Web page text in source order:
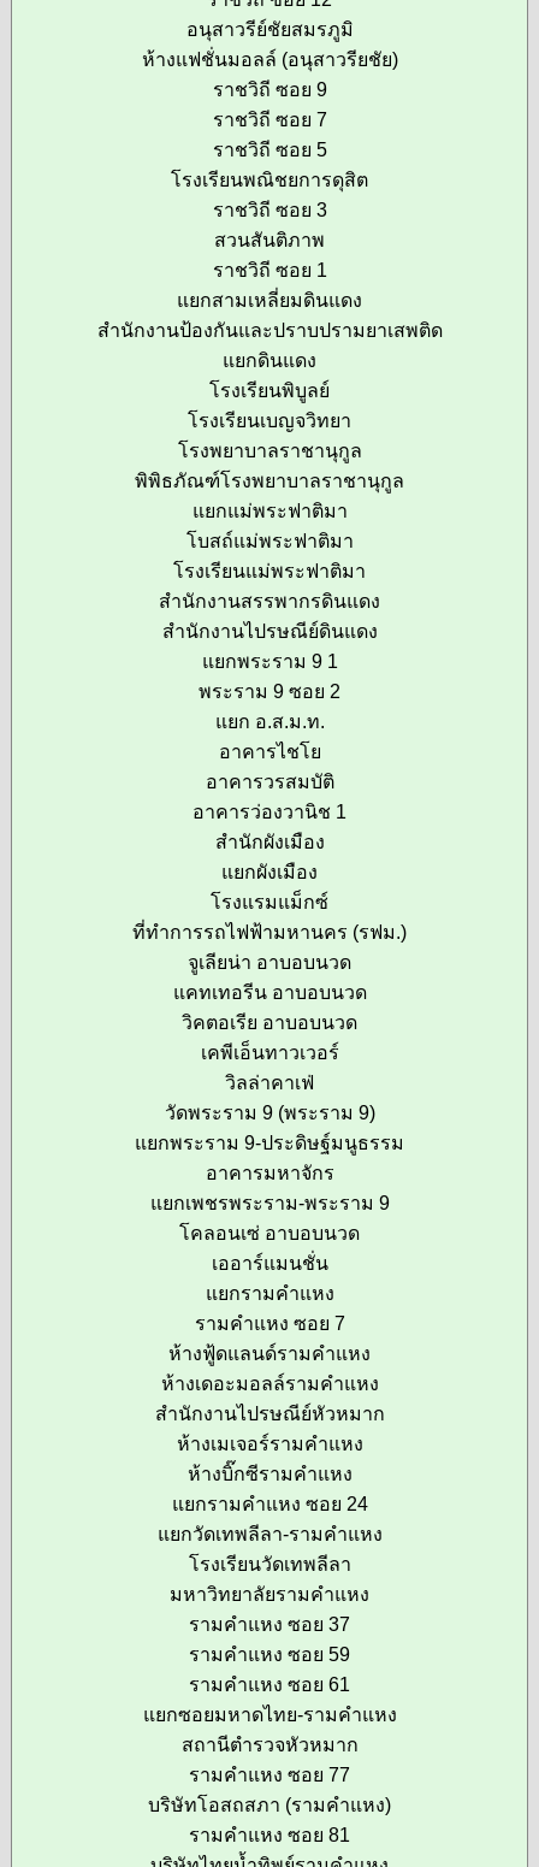
อนุสาวรีย์ชัยสมรภูมิ
ห้างแฟชั่นมอลล์ (อนุสาวรียชัย)
ราชวิถี ซอย 9
ราชวิถี ซอย 7
ราชวิถี ซอย 5
โรงเรียนพณิชยการดุสิต
ราชวิถี ซอย 3
สวนสันติภาพ
ราชวิถี ซอย 1
แยกสามเหลี่ยมดินแดง
สำนักงานป้องกันและปราบปรามยาเสพติด
แยกดินแดง
โรงเรียนพิบูลย์
โรงเรียนเบญจวิทยา
โรงพยาบาลราชานุกูล
พิพิธภัณฑ์โรงพยาบาลราชานุกูล
แยกแม่พระฟาติมา
โบสถ์แม่พระฟาติมา
โรงเรียนแม่พระฟาติมา
สำนักงานสรรพากรดินแดง
สำนักงานไปรษณีย์ดินแดง
แยกพระราม 9 1
พระราม 9 ซอย 2
แยก อ.ส.ม.ท.
อาคารไชโย
อาคารวรสมบัติ
อาคารว่องวานิช 1
สำนักผังเมือง
แยกผังเมือง
โรงแรมแม็กซ์
ที่ทำการรถไฟฟ้ามหานคร (รฟม.)
จูเลียน่า อาบอบนวด
แคทเทอรีน อาบอบนวด
วิคตอเรีย อาบอบนวด
เคพีเอ็นทาวเวอร์
วิลล่าคาเฟ่
วัดพระราม 9 (พระราม 9)
แยกพระราม 9-ประดิษฐ์มนูธรรม
อาคารมหาจักร
แยกเพชรพระราม-พระราม 9
โคลอนเซ่ อาบอบนวด
เออาร์แมนชั่น
แยกรามคำแหง
รามคำแหง ซอย 7
ห้างฟู้ดแลนด์รามคำแหง
ห้างเดอะมอลล์รามคำแหง
สำนักงานไปรษณีย์หัวหมาก
ห้างเมเจอร์รามคำแหง
ห้างบิ๊กซีรามคำแหง
แยกรามคำแหง ซอย 24
แยกวัดเทพลีลา-รามคำแหง
โรงเรียนวัดเทพลีลา
มหาวิทยาลัยรามคำแหง
รามคำแหง ซอย 37
รามคำแหง ซอย 59
รามคำแหง ซอย 61
แยกซอยมหาดไทย-รามคำแหง
สถานีตำรวจหัวหมาก
รามคำแหง ซอย 77
บริษัทโอสถสภา (รามคำแหง)
รามคำแหง ซอย 81